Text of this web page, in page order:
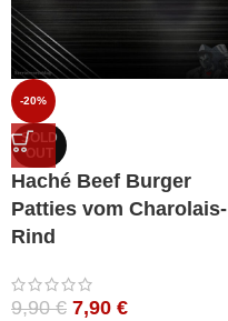
-20%
SOLD
OUT
Haché Beef Burger
Patties vom Charolais-
Rind
9,90€ 7,90 €